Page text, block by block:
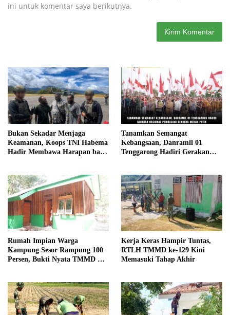
ini untuk komentar saya berikutnya.
Bukan Sekadar Menjaga
Keamanan, Koops TNI Habema
Hadir Membawa Harapan bagi
Tanamkan Semangat
Kebangsaan, Danramil 01
Tenggarong Hadiri Gerakan
Rumah Impian Warga
Kampung Sesor Rampung 100
Persen, Bukti Nyata TMMD Ke-
Kerja Keras Hampir Tuntas,
RTLH TMMD ke-129 Kini
Memasuki Tahap Akhir